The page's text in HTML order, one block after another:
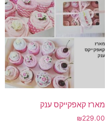
מארז קאפקייקס ענק
₪229.00